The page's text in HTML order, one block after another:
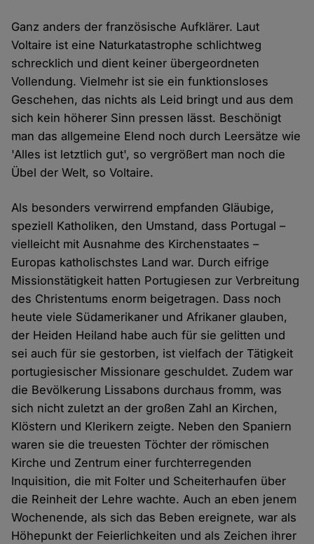
Ganz anders der französische Aufklärer. Laut
Voltaire ist eine Naturkatastrophe schlichtweg
schrecklich und dient keiner übergeordneten
Vollendung. Vielmehr ist sie ein funktionsloses
Geschehen, das nichts als Leid bringt und aus dem
sich kein höherer Sinn pressen lässt. Beschönigt
man das allgemeine Elend noch durch Leersätze wie
'Alles ist letztlich gut', so vergrößert man noch die
Übel der Welt, so Voltaire.
Als besonders verwirrend empfanden Gläubige,
speziell Katholiken, den Umstand, dass Portugal –
vielleicht mit Ausnahme des Kirchenstaates –
Europas katholischstes Land war. Durch eifrige
Missionstätigkeit hatten Portugiesen zur Verbreitung
des Christentums enorm beigetragen. Dass noch
heute viele Südamerikaner und Afrikaner glauben,
der Heiden Heiland habe auch für sie gelitten und
sei auch für sie gestorben, ist vielfach der Tätigkeit
portugiesischer Missionare geschuldet. Zudem war
die Bevölkerung Lissabons durchaus fromm, was
sich nicht zuletzt an der großen Zahl an Kirchen,
Klöstern und Klerikern zeigte. Neben den Spaniern
waren sie die treuesten Töchter der römischen
Kirche und Zentrum einer furchterregenden
Inquisition, die mit Folter und Scheiterhaufen über
die Reinheit der Lehre wachte. Auch an eben jenem
Wochenende, als sich das Beben ereignete, war als
Höhepunkt der Feierlichkeiten und als Zeichen ihrer